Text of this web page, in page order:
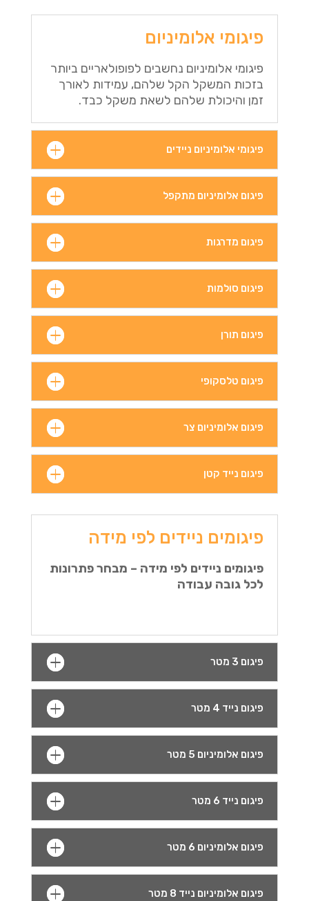
פיגומי אלומיניום
פיגומי אלומיניום נחשבים לפופולאריים ביותר
בזכות המשקל הקל שלהם, עמידות לאורך
זמן והיכולת שלהם לשאת משקל כבד.
פיגומי אלומיניום ניידים
פיגום אלומיניום מתקפל
פיגום מדרגות
פיגום סולמות
פיגום תורן
פיגום טלסקופי
פיגום אלומיניום צר
פיגום נייד קטן
פיגומים ניידים לפי מידה
פיגומים ניידים לפי מידה – מבחר פתרונות
לכל גובה עבודה
פיגום 3 מטר
פיגום נייד 4 מטר
פיגום אלומיניום 5 מטר
פיגום נייד 6 מטר
פיגום אלומיניום 6 מטר
פיגום אלומיניום נייד 8 מטר